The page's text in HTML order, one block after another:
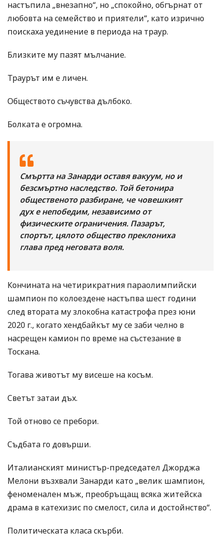
настъпила „внезапно“, но „спокойно, обгърнат от
любовта на семейство и приятели“, като изрично
поискаха уединение в периода на траур.
Близките му пазят мълчание.
Траурът им е личен.
Обществото съчувства дълбоко.
Болката е огромна.
Смъртта на Занарди оставя вакуум, но и
безсмъртно наследство. Той бетонира
общественото разбиране, че човешкият
дух е непобедим, независимо от
физическите ограничения. Пазарът,
спортът, цялото общество преклониха
глава пред неговата воля.
Кончината на четирикратния параолимпийски
шампион по колоездене настъпва шест години
след втората му злокобна катастрофа през юни
2020 г., когато хендбайкът му се заби челно в
насрещен камион по време на състезание в
Тоскана.
Тогава животът му висеше на косъм.
Светът затаи дъх.
Той отново се пребори.
Съдбата го довърши.
Италианският министър-председател Джорджа
Мелони възхвали Занарди като „велик шампион,
феноменален мъж, преобръщащ всяка житейска
драма в катехизис по смелост, сила и достойнство“.
Политическата класа скърби.